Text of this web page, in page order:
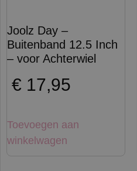
Joolz Day –
Buitenband 12.5 Inch
– voor Achterwiel
€ 17,95
Toevoegen aan
winkelwagen